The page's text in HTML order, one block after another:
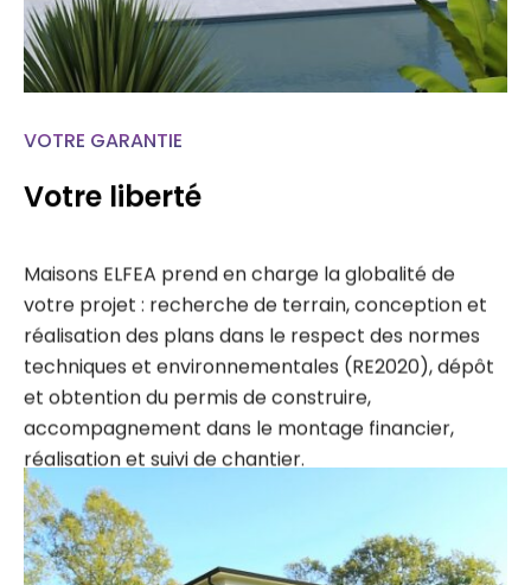
VOTRE GARANTIE
Votre liberté
votre projet : recherche de terrain, conception et
réalisation des plans dans le respect des normes
techniques et environnementales (RE2020), dépôt
et obtention du permis de construire,
accompagnement dans le montage financier,
réalisation et suivi de chantier.